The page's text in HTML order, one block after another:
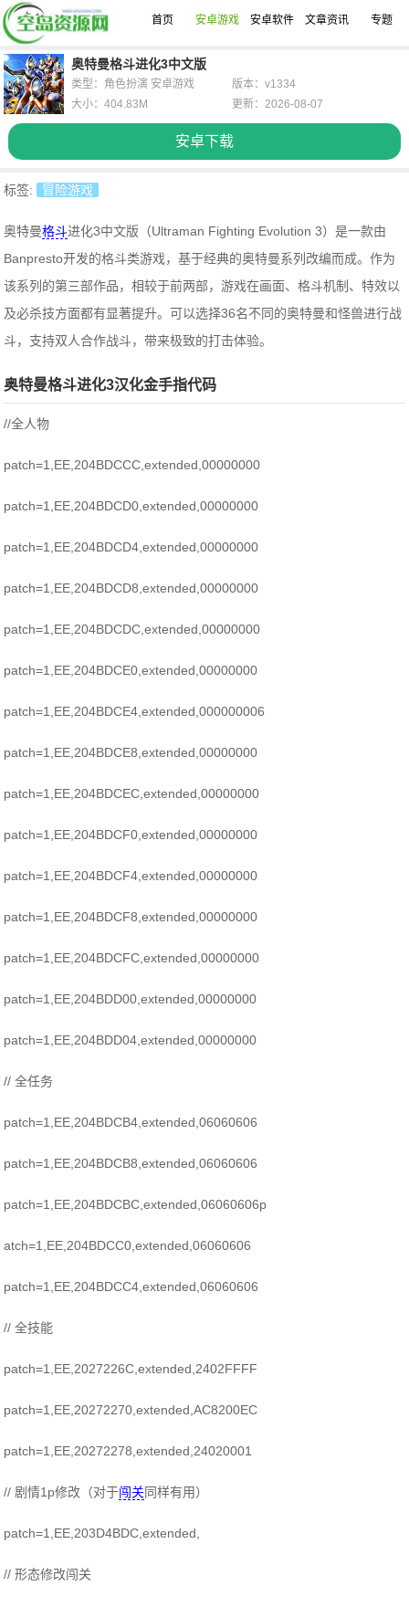
首页 安卓游戏 安卓软件 文章资讯 专题
奥特曼格斗进化3中文版
安卓下载
类型：角色扮演 安卓游戏
版本：v1334
大小：404.83M
更新：2026-08-07
标签: 冒险游戏
奥特曼格斗进化3中文版（Ultraman Fighting Evolution 3）是一款由
Banpresto开发的格斗类游戏，基于经典的奥特曼系列改编而成。作为
该系列的第三部作品，相较于前两部，游戏在画面、格斗机制、特效以
及必杀技方面都有显著提升。可以选择36名不同的奥特曼和怪兽进行战
斗，支持双人合作战斗，带来极致的打击体验。
奥特曼格斗进化3汉化金手指代码
//全人物
patch=1,EE,204BDCCC,extended,00000000
patch=1,EE,204BDCD0,extended,00000000
patch=1,EE,204BDCD4,extended,00000000
patch=1,EE,204BDCD8,extended,00000000
patch=1,EE,204BDCDC,extended,00000000
patch=1,EE,204BDCE0,extended,00000000
patch=1,EE,204BDCE4,extended,000000006
patch=1,EE,204BDCE8,extended,00000000
patch=1,EE,204BDCEC,extended,00000000
patch=1,EE,204BDCF0,extended,00000000
patch=1,EE,204BDCF4,extended,00000000
patch=1,EE,204BDCF8,extended,00000000
patch=1,EE,204BDCFC,extended,00000000
patch=1,EE,204BDD00,extended,00000000
patch=1,EE,204BDD04,extended,00000000
// 全任务
patch=1,EE,204BDCB4,extended,06060606
patch=1,EE,204BDCB8,extended,06060606
patch=1,EE,204BDCBC,extended,06060606p
atch=1,EE,204BDCC0,extended,06060606
patch=1,EE,204BDCC4,extended,06060606
// 全技能
patch=1,EE,2027226C,extended,2402FFFF
patch=1,EE,20272270,extended,AC8200EC
patch=1,EE,20272278,extended,24020001
// 剧情1p修改（对于闯关同样有用）
patch=1,EE,203D4BDC,extended,
// 形态修改闯关